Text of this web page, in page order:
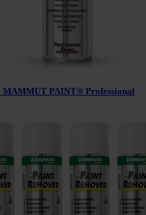
MAMMUT PAINT® Professional